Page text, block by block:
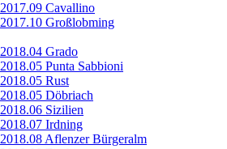
2017.09 Cavallino
2017.10 Großlobming
2018.04 Grado
2018.05 Punta Sabbioni
2018.05 Rust
2018.05 Döbriach
2018.06 Sizilien
2018.07 Irdning
2018.08 Aflenzer Bürgeralm